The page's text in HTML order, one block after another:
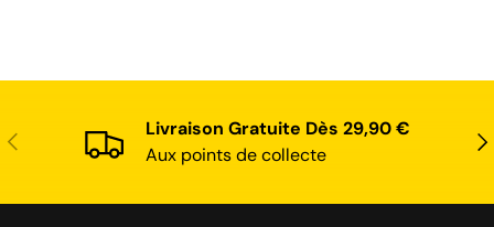
Précédent
Livraison Gratuite Dès 29,90 €
Aux points de collecte